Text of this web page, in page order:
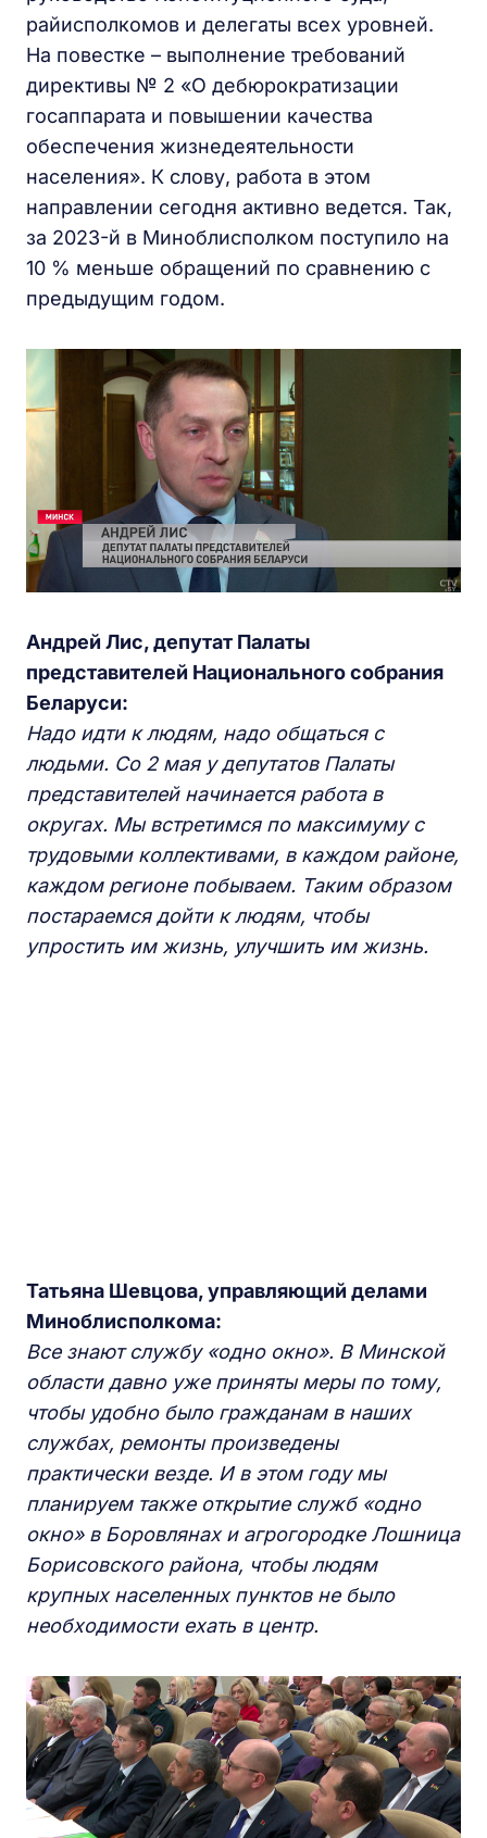
райисполкомов и делегаты всех уровней.
На повестке – выполнение требований
директивы № 2 «О дебюрократизации
госаппарата и повышении качества
обеспечения жизнедеятельности
населения». К слову, работа в этом
направлении сегодня активно ведется. Так,
за 2023-й в Миноблисполком поступило на
10 % меньше обращений по сравнению с
предыдущим годом.
Андрей Лис, депутат Палаты
представителей Национального собрания
Беларуси:
Надо идти к людям, надо общаться с
людьми. Со 2 мая у депутатов Палаты
представителей начинается работа в
округах. Мы встретимся по максимуму с
трудовыми коллективами, в каждом районе,
каждом регионе побываем. Таким образом
постараемся дойти к людям, чтобы
упростить им жизнь, улучшить им жизнь.
Татьяна Шевцова, управляющий делами
Миноблисполкома:
Все знают службу «одно окно». В Минской
области давно уже приняты меры по тому,
чтобы удобно было гражданам в наших
службах, ремонты произведены
практически везде. И в этом году мы
планируем также открытие служб «одно
окно» в Боровлянах и агрогородке Лошница
Борисовского района, чтобы людям
крупных населенных пунктов не было
необходимости ехать в центр.